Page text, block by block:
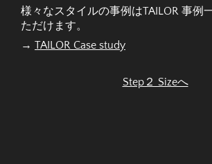
様々なスタイルの事例はTAILOR 事例
ただけます。
→ TAILOR Case study
Step２ Sizeへ